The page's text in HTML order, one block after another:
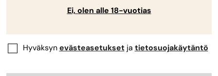
Ei, olen alle 18-vuotias
Hyväksynevästeasetuksetja tietosuojakäytäntö